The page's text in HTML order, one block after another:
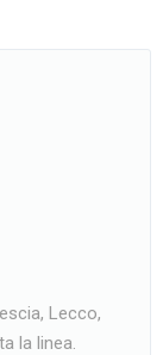
Lecco,
la linea.